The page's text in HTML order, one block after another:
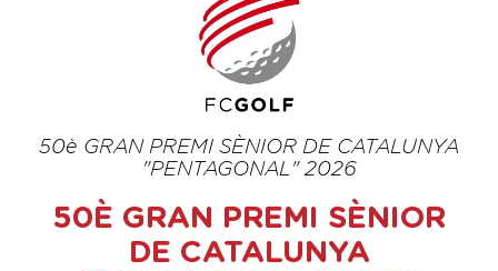
50è GRAN PREMI SÈNIOR DE CATALUNYA
"PENTAGONAL" 2026
50È GRAN PREMI SÈNIOR
DE CATALUNYA